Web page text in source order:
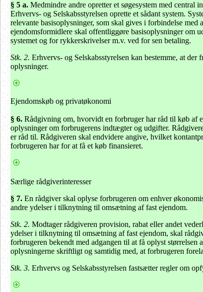
§ 5 a. Medmindre andre opretter et søgesystem med
Erhvervs- og Selskabsstyrelsen oprette et sådant system.
relevante basisoplysninger, som skal gives i forbindelse med
ejendomsformidlere skal offentliggøre basisoplysninger om
systemet og for rykkerskrivelser m.v. ved for sen betaling.
Stk. 2. Erhvervs- og Selskabsstyrelsen kan bestemme, at
oplysninger.
Ejendomskøb og privatøkonomi
§ 6. Rådgivning om, hvorvidt en forbruger har råd til køb af
oplysninger om forbrugerens indtægter og udgifter.
er råd til. Rådgiveren skal endvidere angive, hvilket
forbrugeren har for at få et køb finansieret.
Særlige rådgiverinteresser
§ 7. En rådgiver skal oplyse forbrugeren om enhver
andre ydelser i tilknytning til omsætning af fast ejendom.
Stk. 2. Modtager rådgiveren provision, rabat eller andet
ydelser i tilknytning til omsætning af fast ejendom, skal
forbrugeren bekendt med adgangen til at få oplyst
oplysningerne skriftligt og samtidig med, at forbrugeren
Stk. 3. Erhvervs og Selskabsstyrelsen fastsætter regler om